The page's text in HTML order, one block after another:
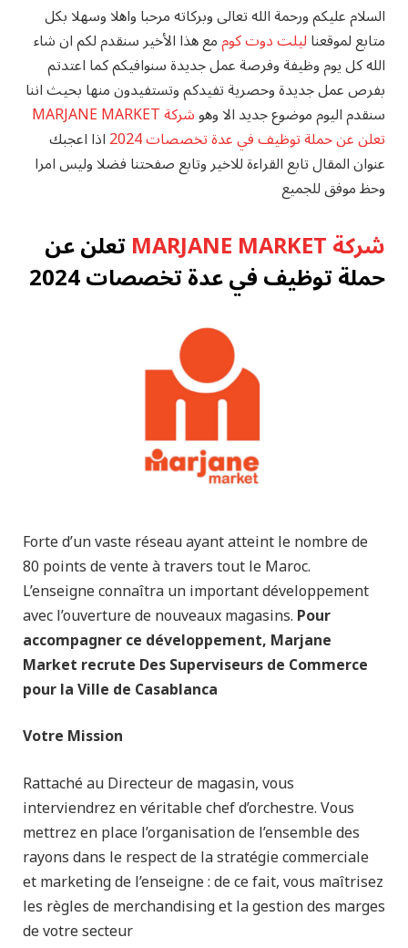
السلام عليكم ورحمة الله تعالى وبركاته مرحبا واهلا وسهلا بكل
متابع لموقعناليلت دوت كوممع هذا الأخير سنقدم لكم ان شاء
الله كل يوم وظيفة وفرصة عمل جديدة سنوافيكم كما اعتدتم
بفرص عمل جديدة وحصرية تفيدكم وتستفيدون منها بحيث اننا
سنقدم اليوم موضوع جديد الا وهو شركة MARJANE MARKET
تعلن عن حملة توظيف في عدة تخصصات 2024 اذا اعجبك
عنوان المقال تابع القراءة للاخير وتابع صفحتنا فضلا وليس امرا
وحظ موفق للجميع
شركة MARJANE MARKET تعلن عن
حملة توظيف في عدة تخصصات 2024
Forte d’un vaste réseau ayant atteint le nombre de
80 points de vente à travers tout le Maroc.
L’enseigne connaîtra un important développement
avec l’ouverture de nouveaux magasins.Pour
accompagner ce développement, Marjane
Market recrute Des Superviseurs de Commerce
pour la Ville de Casablanca
Votre Mission
Rattaché au Directeur de magasin, vous
interviendrez en véritable chef d’orchestre. Vous
mettrez en place l’organisation de l’ensemble des
rayons dans le respect de la stratégie commerciale
et marketing de l’enseigne : de ce fait, vous maîtrisez
les règles de merchandising et la gestion des marges
de votre secteur